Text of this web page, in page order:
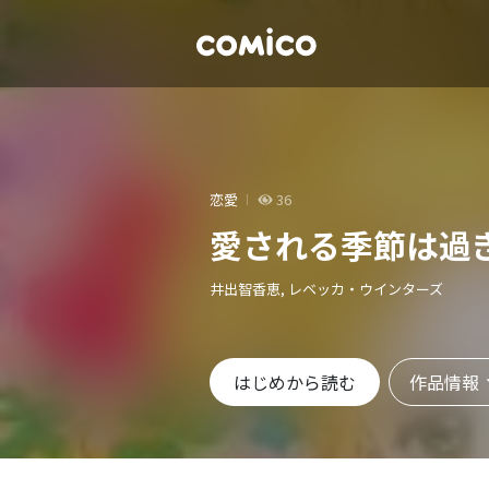
恋愛 36
愛される季節は過
井出智香恵, レベッカ・ウインターズ
はじめから読む 作品情報